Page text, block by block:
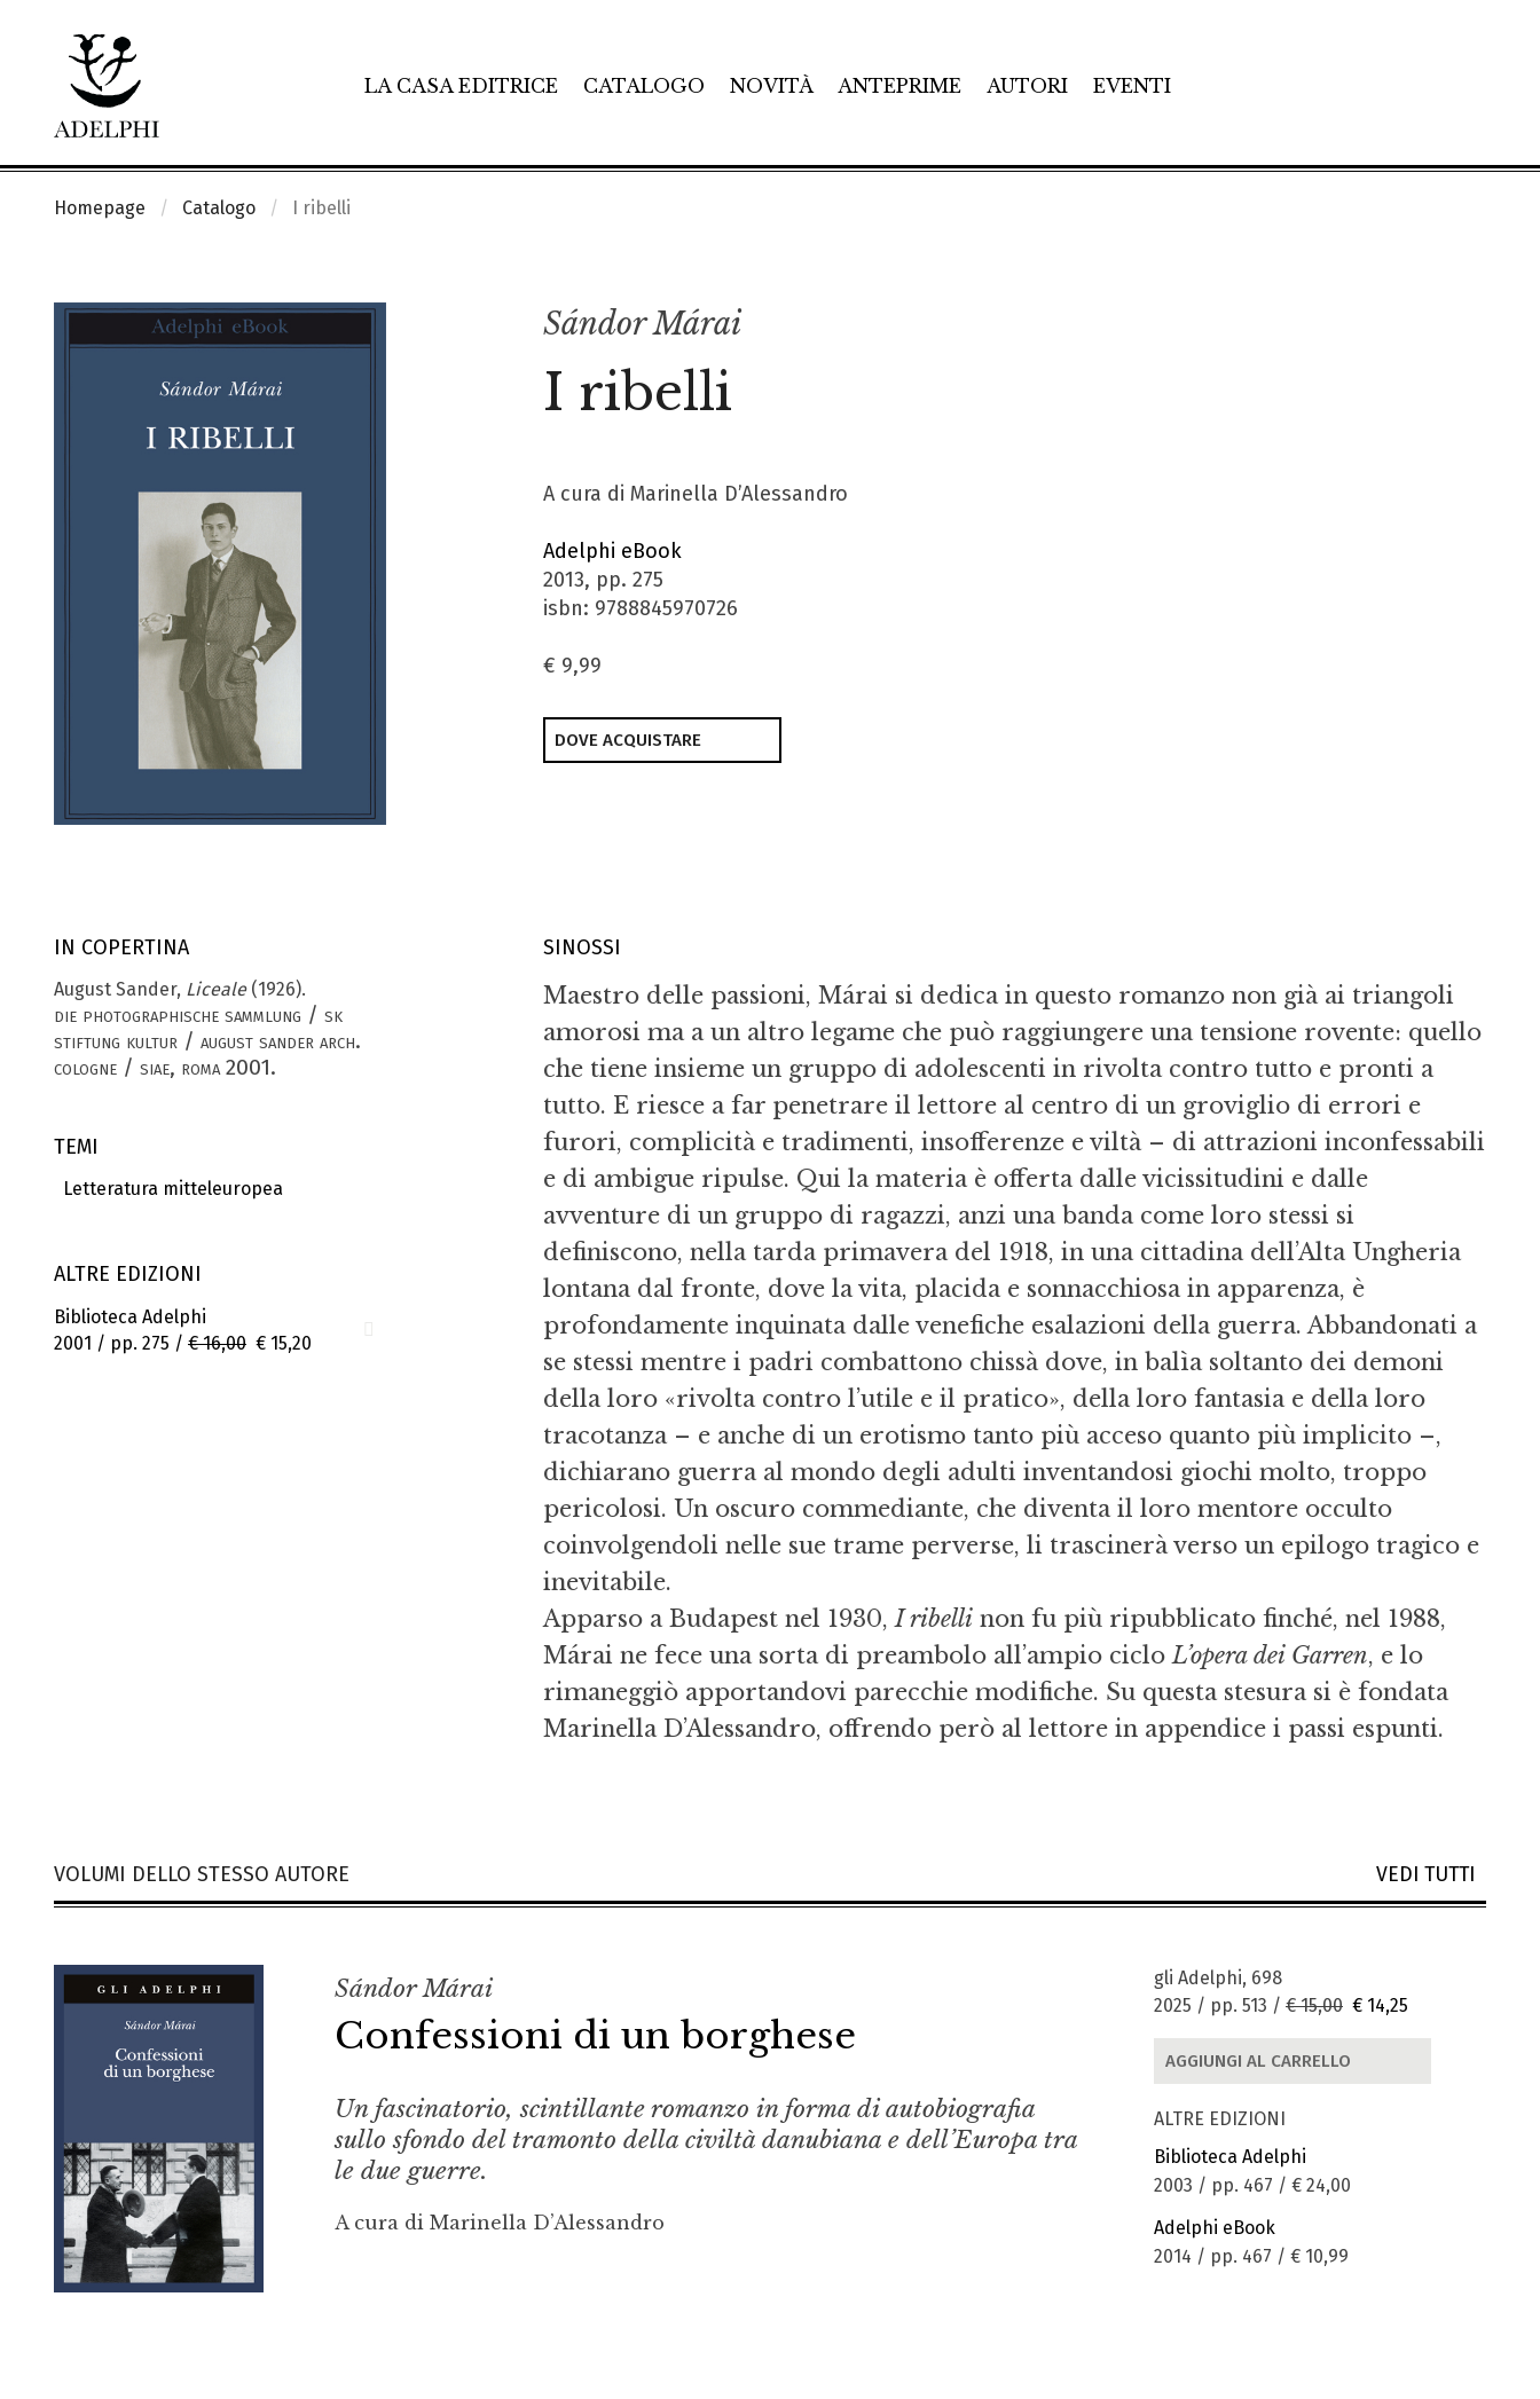
LA CASA EDITRICE CATALOGO NOVITÀ ANTEPRIME AUTORI EVENTI
Homepage Catalogo I ribelli
Sándor Márai
I ribelli
A cura di Marinella D’Alessandro
Adelphi eBook
2013, pp. 275
isbn: 9788845970726
€ 9,99
DOVE ACQUISTARE
IN COPERTINA
August Sander, Liceale(1926).
die photographische sammlung / sk
stiftung kultur / august sander arch.
cologne / siae, roma 2001.
TEMI
Letteratura mitteleuropea
ALTRE EDIZIONI
Biblioteca Adelphi
2001 / pp. 275 / € 16,00 € 15,20
SINOSSI
Maestro delle passioni, Márai si dedica in questo romanzo non già ai triangoli
amorosi ma a un altro legame che può raggiungere una tensione rovente: quello
che tiene insieme un gruppo di adolescenti in rivolta contro tutto e pronti a
tutto. E riesce a far penetrare il lettore al centro di un groviglio di errori e
furori, complicità e tradimenti, insofferenze e viltà – di attrazioni inconfessabili
e di ambigue ripulse. Qui la materia è offerta dalle vicissitudini e dalle
avventure di un gruppo di ragazzi, anzi una banda come loro stessi si
definiscono, nella tarda primavera del 1918, in una cittadina dell’Alta Ungheria
lontana dal fronte, dove la vita, placida e sonnacchiosa in apparenza, è
profondamente inquinata dalle venefiche esalazioni della guerra. Abbandonati a
se stessi mentre i padri combattono chissà dove, in balìa soltanto dei demoni
della loro «rivolta contro l’utile e il pratico», della loro fantasia e della loro
tracotanza – e anche di un erotismo tanto più acceso quanto più implicito –,
dichiarano guerra al mondo degli adulti inventandosi giochi molto, troppo
pericolosi. Un oscuro commediante, che diventa il loro mentore occulto
coinvolgendoli nelle sue trame perverse, li trascinerà verso un epilogo tragico e
inevitabile.
Apparso a Budapest nel 1930, I ribellinon fu più ripubblicato finché, nel 1988,
Márai ne fece una sorta di preambolo all’ampio cicloL’opera dei Garren, e lo
rimaneggiò apportandovi parecchie modifiche. Su questa stesura si è fondata
Marinella D’Alessandro, offrendo però al lettore in appendice i passi espunti.
VOLUMI DELLO STESSO AUTORE VEDI TUTTI
Sándor Márai
Confessioni di un borghese
Un fascinatorio, scintillante romanzo in forma di autobiografia
sullo sfondo del tramonto della civiltà danubiana e dell’Europa tra
le due guerre.
A cura di Marinella D’Alessandro
gli Adelphi, 698
2025 / pp. 513 / € 15,00 € 14,25
AGGIUNGI AL CARRELLO
ALTRE EDIZIONI
Biblioteca Adelphi
2003 / pp. 467 / € 24,00
Adelphi eBook
2014 / pp. 467 / € 10,99